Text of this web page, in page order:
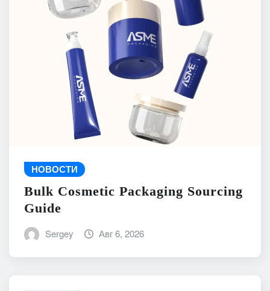
НОВОСТИ
Bulk Cosmetic Packaging Sourcing
Guide
Sergey Авг 6, 2026